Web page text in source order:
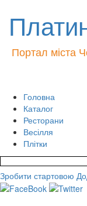
Портал міста
Головна
Каталог
Ресторани
Весілля
Плітки
Зробити стартовою